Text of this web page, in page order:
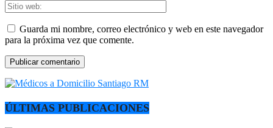
Guarda mi nombre, correo electrónico y web en este navegador
para la próxima vez que comente.
ÚLTIMAS PUBLICACIONES